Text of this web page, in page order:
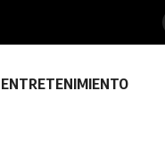
ENTRETENIMIENTO